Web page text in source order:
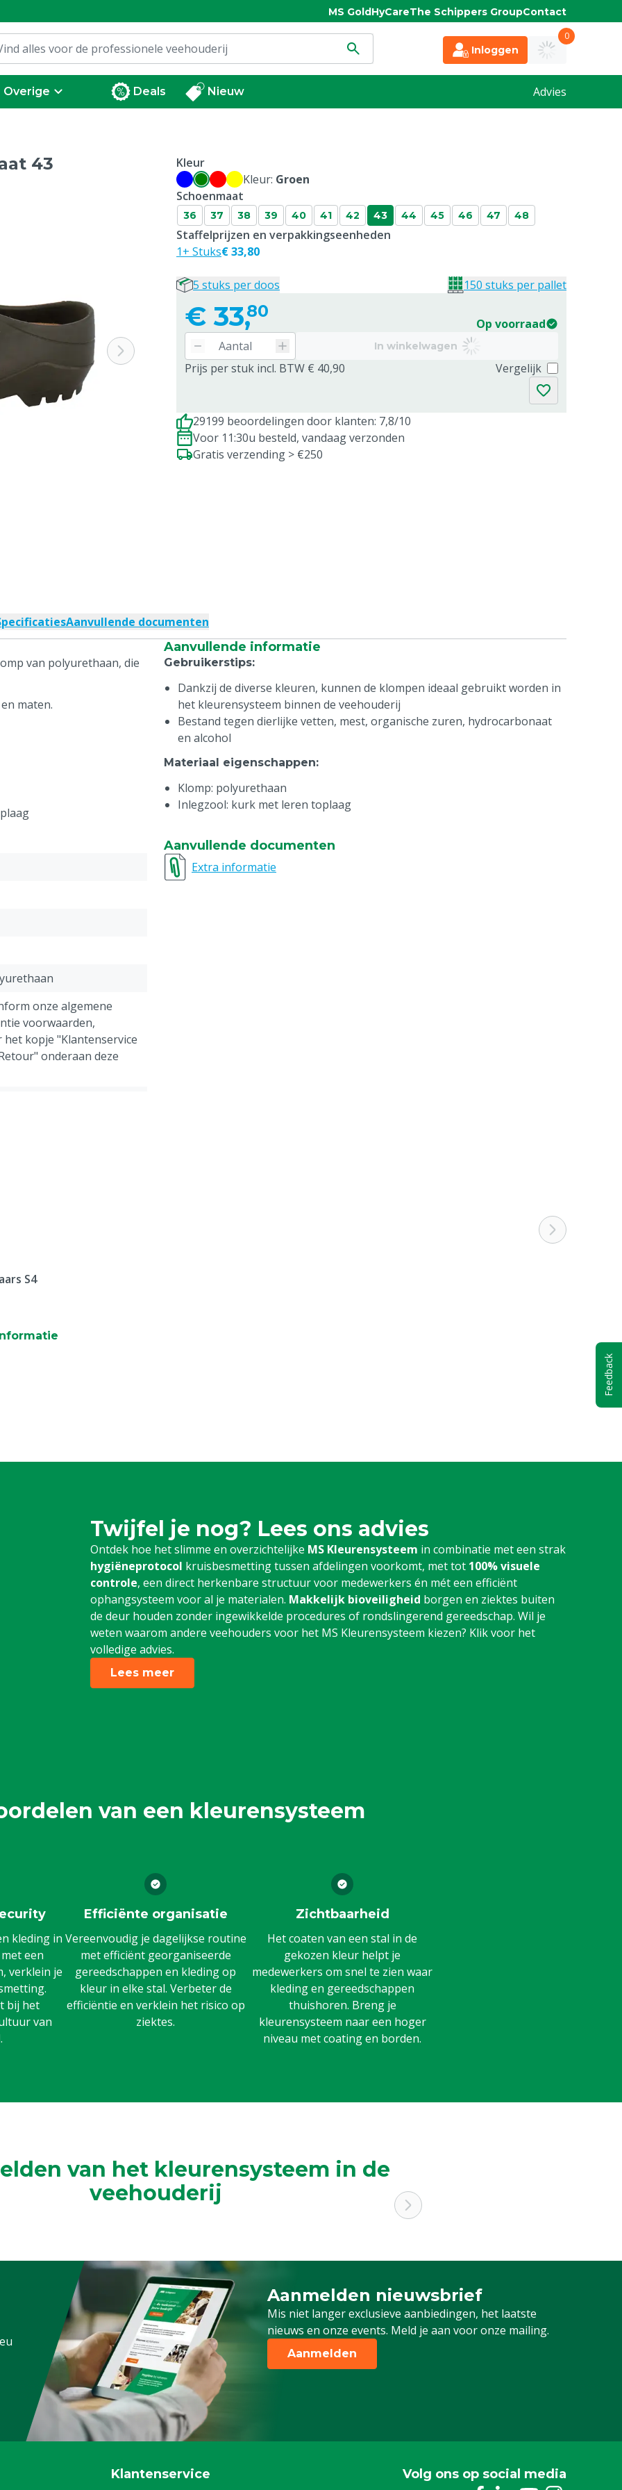
MS GoldHyCareThe Schippers GroupContact
Inloggen
0
Overige Deals Nieuw Advies
43
Kleur
Kleur: Groen
Schoenmaat
36 37 38 39 40 41 42 43 44 45 46 47 48
€33,80
Op voorraad
In winkelwagen
Prijs per stuk incl. BTW € 40,90 Vergelijk
Staffelprijzen en verpakkingseenheden
1+ Stuks€ 33,80
5 stuks per doos 150 stuks per pallet
29199 beoordelingen door klanten: 7,8/10
Voor 11:30u besteld, vandaag verzonden
Gratis verzending > €250
Aanvullende documenten
van polyurethaan, die
maten.
Aanvullende informatie
Gebruikerstips:
Dankzij de diverse kleuren, kunnen de klompen ideaal gebruikt worden in
het kleurensysteem binnen de veehouderij
Bestand tegen dierlijke vetten, mest, organische zuren, hydrocarbonaat
en alcohol
Materiaal eigenschappen:
Klomp: polyurethaan
Inlegzool: kurk met leren toplaag
onze algemene
voorwaarden,
het kopje "Klantenservice
onderaan deze
Aanvullende documenten
Extra informatie
S4
Twijfel je nog? Lees ons advies
Ontdek hoe het slimme en overzichtelijke MS Kleurensysteem in combinatie met een strak
hygiëneprotocol kruisbesmetting tussen afdelingen voorkomt, met tot 100% visuele
controle, een direct herkenbare structuur voor medewerkers én mét een efficiënt
ophangsysteem voor al je materialen. Makkelijk bioveiligheid borgen en ziektes buiten
de deur houden zonder ingewikkelde procedures of rondslingerend gereedschap. Wil je
weten waarom andere veehouders voor het MS Kleurensysteem kiezen? Klik voor het
volledige advies.
Lees meer
van een kleurensysteem
kleding in
een
verklein je
bij het
van
Efficiënte organisatie
Vereenvoudig je dagelijkse routine
met efficiënt georganiseerde
gereedschappen en kleding op
kleur in elke stal. Verbeter de
efficiëntie en verklein het risico op
ziektes.
Zichtbaarheid
Het coaten van een stal in de
gekozen kleur helpt je
medewerkers om snel te zien waar
kleding en gereedschappen
thuishoren. Breng je
kleurensysteem naar een hoger
niveau met coating en borden.
van het kleurensysteem in de
veehouderij
Aanmelden nieuwsbrief
Mis niet langer exclusieve aanbiedingen, het laatste
nieuws en onze events. Meld je aan voor onze mailing.
Schrijf je in voor onze nieuwsbrief
Aanmelden
Klantenservice Volg ons op social media
Feedback